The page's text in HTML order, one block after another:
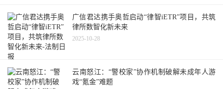
广信君达携手奥哲启动“律智iETR”项目，共筑
律所数智化新未来
2025-10-28
云南怒江：“警校家”协作机制破解未成年人游
戏“氪金”难题